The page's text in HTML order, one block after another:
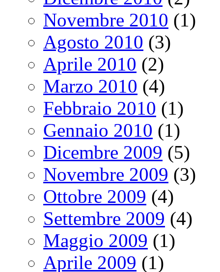
Novembre 2010 (1)
Agosto 2010 (3)
Aprile 2010 (2)
Marzo 2010 (4)
Febbraio 2010 (1)
Gennaio 2010 (1)
Dicembre 2009 (5)
Novembre 2009 (3)
Ottobre 2009 (4)
Settembre 2009 (4)
Maggio 2009 (1)
Aprile 2009 (1)